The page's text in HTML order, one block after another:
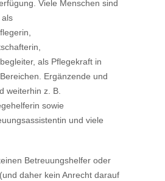
Viele Menschen sind
als
als Pflegekraft in
Ergänzende und
weiterhin z. B.
sowie
und viele
Betreuungshelfer oder
daher kein Anrecht darauf